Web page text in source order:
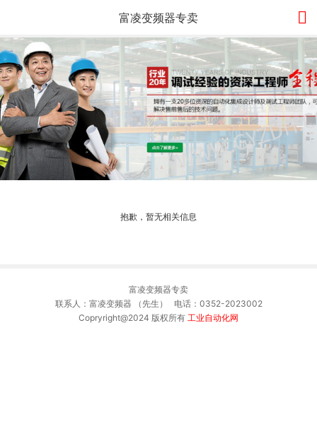
富凌变频器专卖 
抱歉，暂无相关信息
富凌变频器专卖
联系人：富凌变频器 （先生） 电话：0352-2023002
Copryright@2024 版权所有 工业自动化网